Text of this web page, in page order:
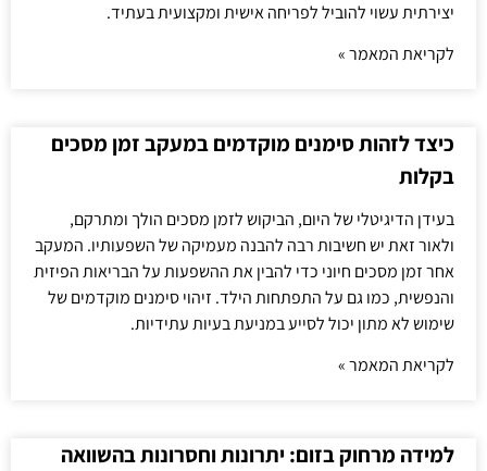
יצירתית עשוי להוביל לפריחה אישית ומקצועית בעתיד.
לקריאת המאמר »
כיצד לזהות סימנים מוקדמים במעקב זמן מסכים
בקלות
בעידן הדיגיטלי של היום, הביקוש לזמן מסכים הולך ומתרקם,
ולאור זאת יש חשיבות רבה להבנה מעמיקה של השפעותיו. המעקב
אחר זמן מסכים חיוני כדי להבין את ההשפעות על הבריאות הפיזית
והנפשית, כמו גם על התפתחות הילד. זיהוי סימנים מוקדמים של
שימוש לא מתון יכול לסייע במניעת בעיות עתידיות.
לקריאת המאמר »
למידה מרחוק בזום: יתרונות וחסרונות בהשוואה